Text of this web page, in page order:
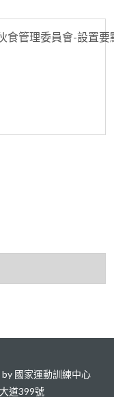
食管理委員會-設置要
國家運動訓練中心
道399號